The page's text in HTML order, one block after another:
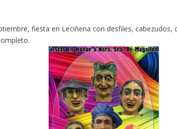
fiesta en Leciñena con desfiles, cabezudos,